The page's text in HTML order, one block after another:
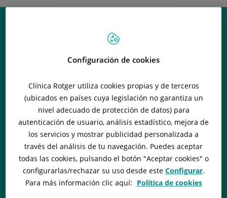
Configuración de cookies
Clínica Rotger utiliza cookies propias y de terceros
(ubicados en países cuya legislación no garantiza un
nivel adecuado de protección de datos) para
autenticación de usuario, análisis estadístico, mejora de
los servicios y mostrar publicidad personalizada a
través del análisis de tu navegación. Puedes aceptar
todas las cookies, pulsando el botón "Aceptar cookies" o
configurarlas/rechazarsu uso desde este Configurar.
Para más información clic aquí: Política de cookies